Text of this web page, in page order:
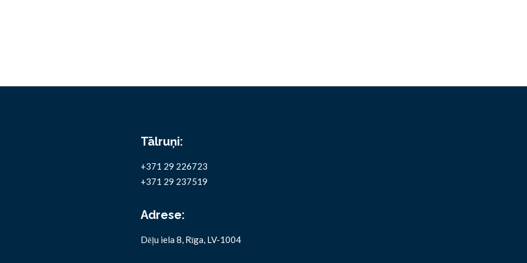
Tālruņi:
+371 29 226723
+371 29 237519
Adrese:
Dēļu iela 8, Rīga, LV-1004